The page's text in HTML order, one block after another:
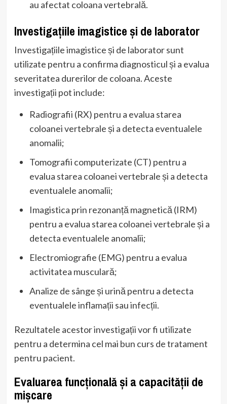
au afectat coloana vertebrală.
Investigațiile imagistice și de laborator
Investigațiile imagistice și de laborator sunt
utilizate pentru a confirma diagnosticul și a evalua
severitatea durerilor de coloana. Aceste
investigații pot include:
Radiografii (RX) pentru a evalua starea
coloanei vertebrale și a detecta eventualele
anomalii;
Tomografii computerizate (CT) pentru a
evalua starea coloanei vertebrale și a detecta
eventualele anomalii;
Imagistica prin rezonanță magnetică (IRM)
pentru a evalua starea coloanei vertebrale și a
detecta eventualele anomalii;
Electromiografie (EMG) pentru a evalua
activitatea musculară;
Analize de sânge și urină pentru a detecta
eventualele inflamații sau infecții.
Rezultatele acestor investigații vor fi utilizate
pentru a determina cel mai bun curs de tratament
pentru pacient.
Evaluarea funcțională și a capacității de
mișcare